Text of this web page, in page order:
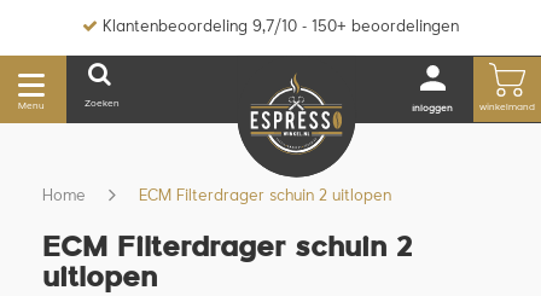
Klantenbeoordeling 9,7/10 - 150+ beoordelingen
Menu Zoeken inloggen winkelmand
Home ECM Filterdrager schuin 2 uitlopen
ECM Filterdrager schuin 2
uitlopen